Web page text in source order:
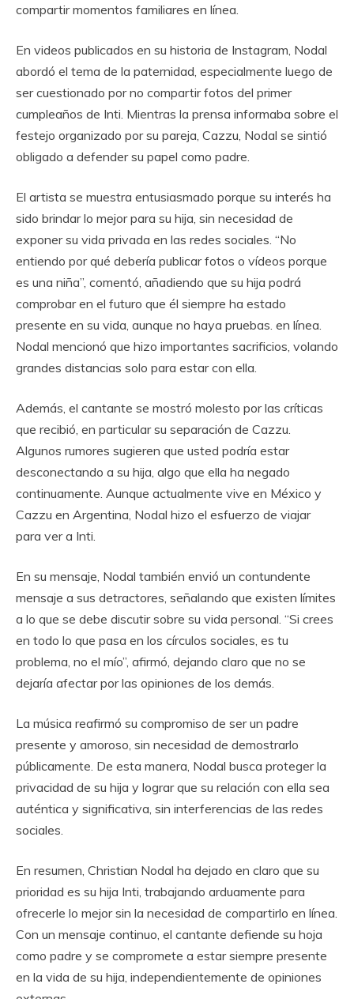
compartir momentos familiares en línea.
En videos publicados en su historia de Instagram, Nodal
abordó el tema de la paternidad, especialmente luego de
ser cuestionado por no compartir fotos del primer
cumpleaños de Inti. Mientras la prensa informaba sobre el
festejo organizado por su pareja, Cazzu, Nodal se sintió
obligado a defender su papel como padre.
El artista se muestra entusiasmado porque su interés ha
sido brindar lo mejor para su hija, sin necesidad de
exponer su vida privada en las redes sociales. “No
entiendo por qué debería publicar fotos o vídeos porque
es una niña”, comentó, añadiendo que su hija podrá
comprobar en el futuro que él siempre ha estado
presente en su vida, aunque no haya pruebas. en línea.
Nodal mencionó que hizo importantes sacrificios, volando
grandes distancias solo para estar con ella.
Además, el cantante se mostró molesto por las críticas
que recibió, en particular su separación de Cazzu.
Algunos rumores sugieren que usted podría estar
desconectando a su hija, algo que ella ha negado
continuamente. Aunque actualmente vive en México y
Cazzu en Argentina, Nodal hizo el esfuerzo de viajar
para ver a Inti.
En su mensaje, Nodal también envió un contundente
mensaje a sus detractores, señalando que existen límites
a lo que se debe discutir sobre su vida personal. “Si crees
en todo lo que pasa en los círculos sociales, es tu
problema, no el mío”, afirmó, dejando claro que no se
dejaría afectar por las opiniones de los demás.
La música reafirmó su compromiso de ser un padre
presente y amoroso, sin necesidad de demostrarlo
públicamente. De esta manera, Nodal busca proteger la
privacidad de su hija y lograr que su relación con ella sea
auténtica y significativa, sin interferencias de las redes
sociales.
En resumen, Christian Nodal ha dejado en claro que su
prioridad es su hija Inti, trabajando arduamente para
ofrecerle lo mejor sin la necesidad de compartirlo en línea.
Con un mensaje continuo, el cantante defiende su hoja
como padre y se compromete a estar siempre presente
en la vida de su hija, independientemente de opiniones